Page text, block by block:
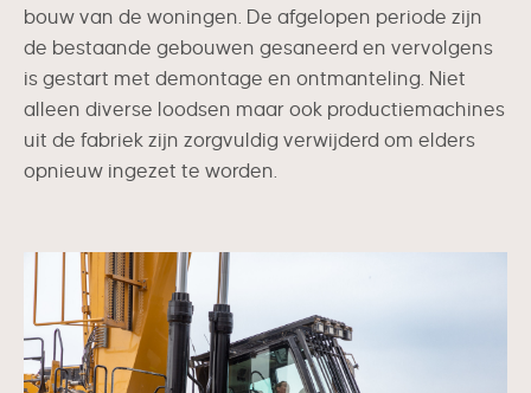
bouw van de woningen. De afgelopen periode zijn
de bestaande gebouwen gesaneerd en vervolgens
is gestart met demontage en ontmanteling. Niet
alleen diverse loodsen maar ook productiemachines
uit de fabriek zijn zorgvuldig verwijderd om elders
opnieuw ingezet te worden.